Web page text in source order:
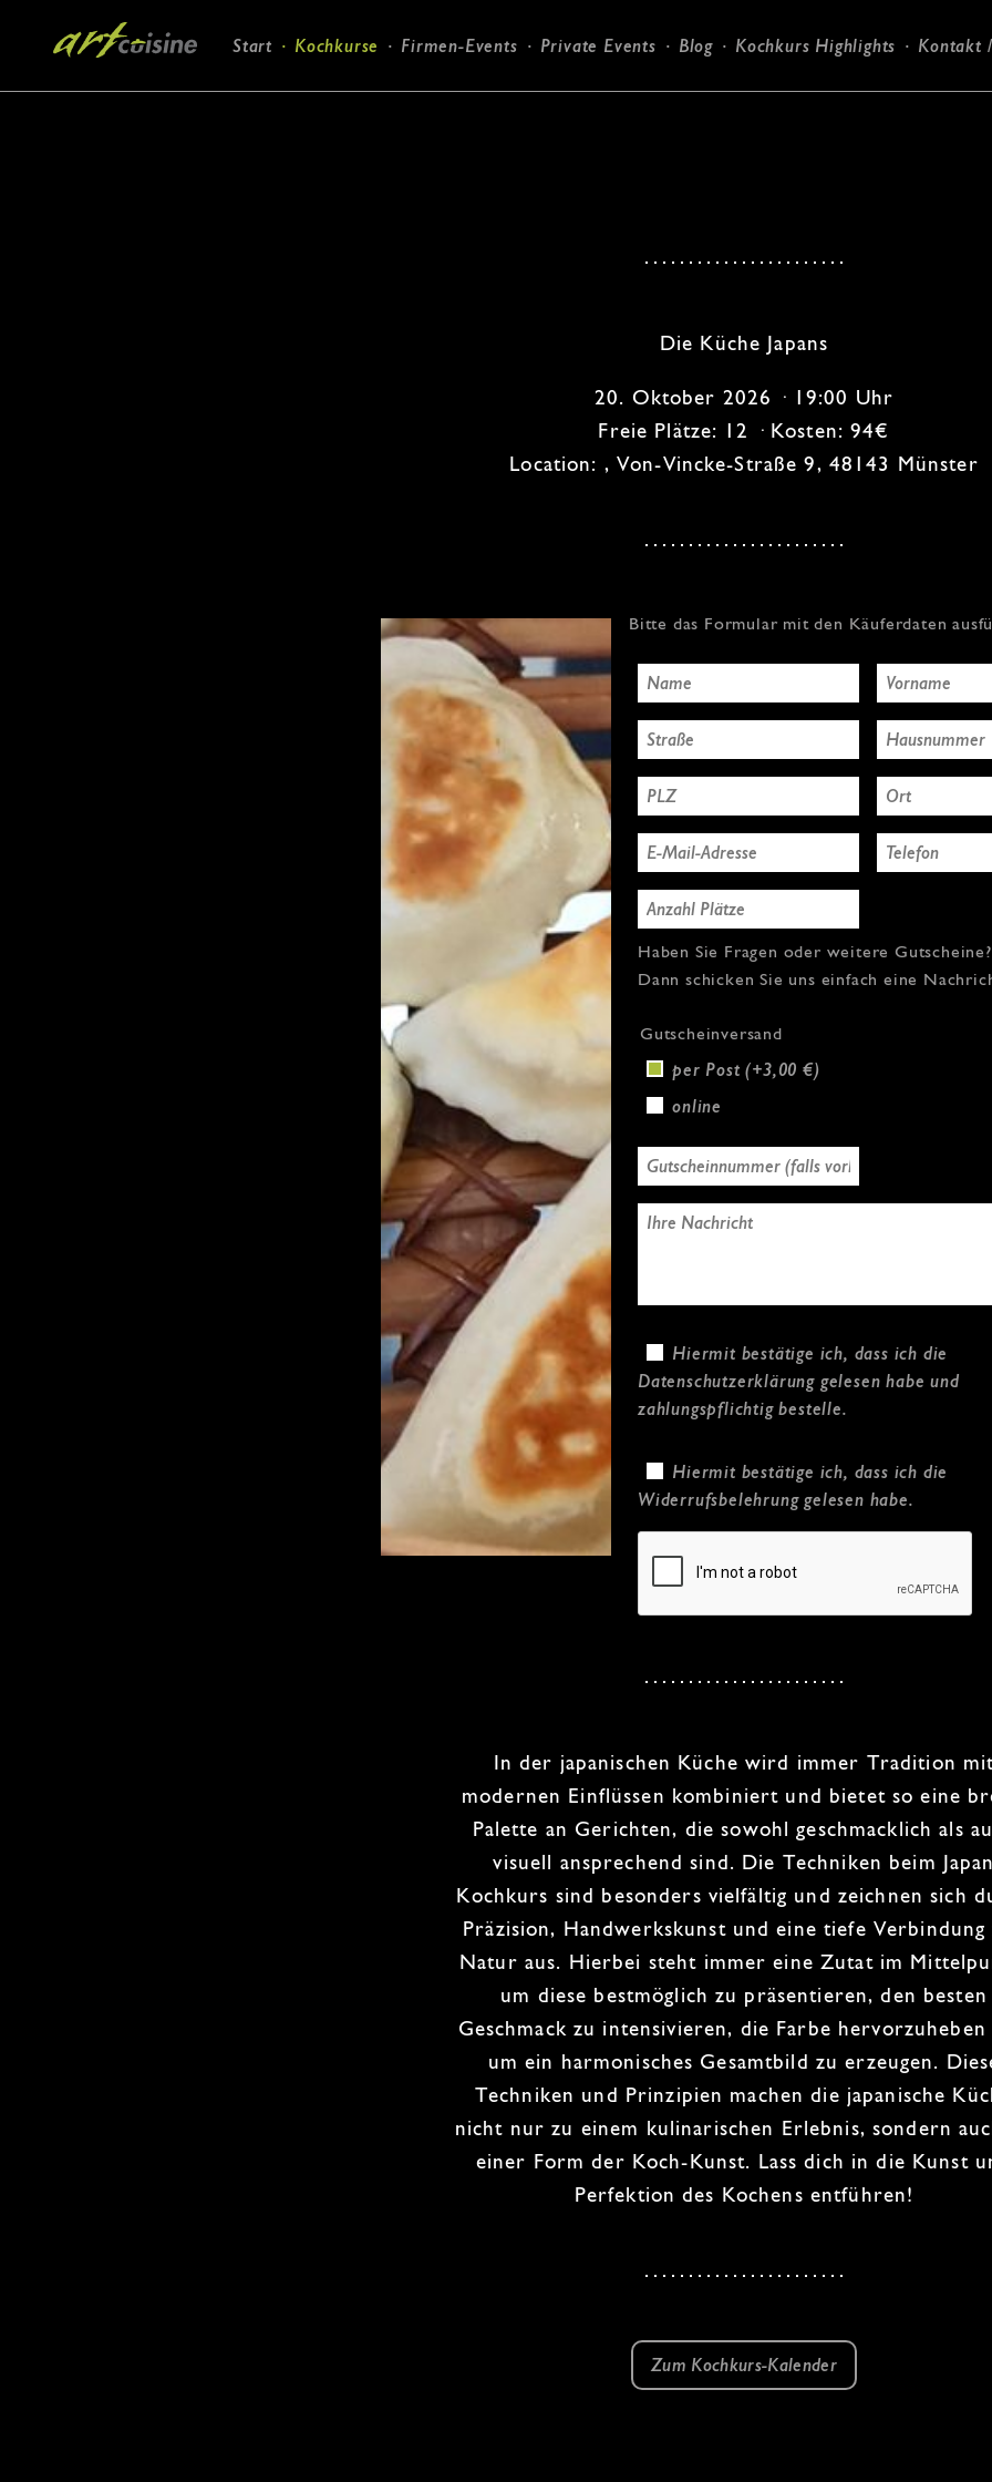
Navigation
Start Kochkurse Firmen-Events Private Events Blog Kochkurs Highlights Kontakt
Die Küche Japans
20. Oktober 2026 · 19:00 Uhr
Freie Plätze: 12 · Kosten: 94€
Location: , Von-Vincke-Straße 9, 48143 Münster
Bitte das Formular mit den Käuferdaten
Haben Sie Fragen oder weitere Gutscheine?
Dann schicken Sie uns einfach eine
Gutscheinversand
per Post (+3,00 €)
online
Hiermit bestätige ich, dass ich die
Datenschutzerklärung gelesen habe und
zahlungspflichtig bestelle.
Hiermit bestätige ich, dass ich die
Widerrufsbelehrunggelesen habe.
In der japanischen Küche wird immer Tradition
modernen Einflüssen kombiniert und bietet so eine
Palette an Gerichten, die sowohlgeschmacklich als
visuell ansprechend sind. Die Techniken beim Japan
Kochkurs sind besonders vielfältig und zeichnen sich
Präzision, Handwerkskunst und eine tiefe Verbindung
Natur aus. Hierbei steht immer eine Zutat im
um diese bestmöglich zu präsentieren,den besten
Geschmack zu intensivieren, die Farbe hervorzuheben
um ein harmonisches Gesamtbild zu erzeugen.
Techniken und Prinzipien machen die japanische
nicht nur zu einem kulinarischen Erlebnis, sondern
einer Form der Koch-Kunst. Lass dich in die Kunst
Perfektion des Kochens entführen!
Zum Kochkurs-Kalender